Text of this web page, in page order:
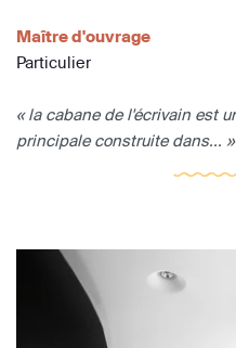
Maître d'ouvrage
Particulier
« la cabane de l'écrivain est
principale construite dans... »